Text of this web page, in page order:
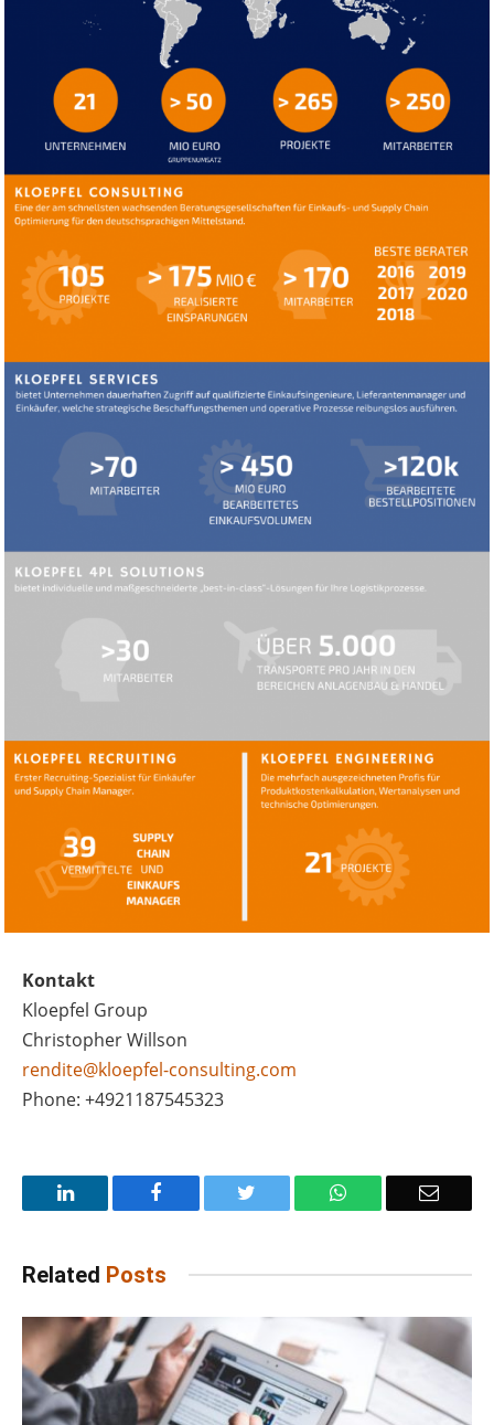
Kontakt
Kloepfel Group
Christopher Willson
rendite@kloepfel-consulting.com
Phone: +4921187545323
LinkedIn Facebook WhatsApp Email
Related Posts